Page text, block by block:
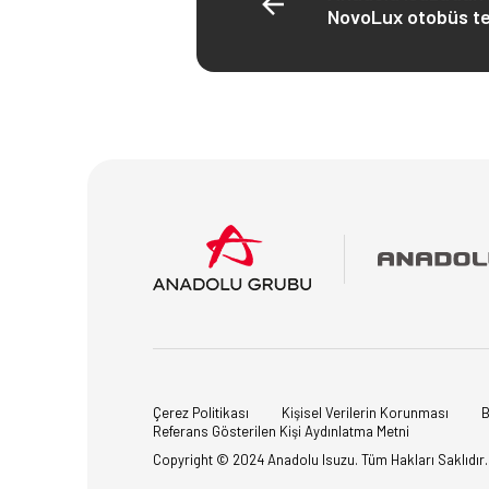
NovoLux otobüs
Çerez Politikası Kişisel Verilerin Korunması
Referans Gösterilen Kişi Aydınlatma Metni
Copyright © 2024 Anadolu Isuzu. Tüm Hakları Saklıdır.